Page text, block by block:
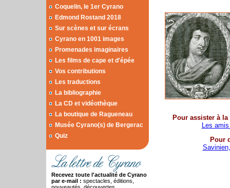
Coquelin, le 1er Cyrano
Edmond Rostand 2018
Sur scènes et sur écrans
Cyrano en 1001 images
Promenades imaginaires
Les films de cape et d'épée
Vos contributions
Les traductions
La bibliographie
La CD et vidéothèque
La boutique de Ragueneau
Musée Cyrano(s) de Bergerac
Quiz
Recevez toute l'actualité de Cyrano
par e-mail : spectacles, éditions,
Pour assister à
Les
Pour